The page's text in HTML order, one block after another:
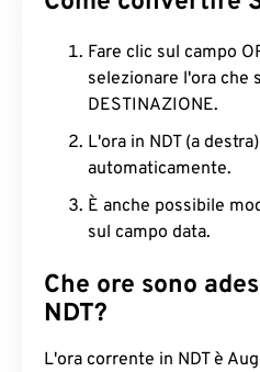
Fare clic sul campo
selezionare l'ora che
DESTINAZIONE.
L'ora in NDT (a
automaticamente.
È anche possibile
sul campo data.
Che ore sono
NDT?
L'ora corrente in NDT è